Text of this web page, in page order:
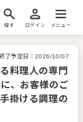
探す ログイン メニュー
了予定日： 2026/10/07
料理人の専門
、お客様のご
掛ける調理の